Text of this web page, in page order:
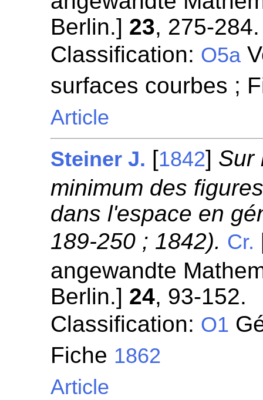
Berlin.] 23, 275-284.
Classification: O5a
surfaces courbes ;
Article
Steiner J. [1842] Sur
minimum des
dans l'espace en
189-250 ; 1842). Cr.
angewandte
Berlin.] 24, 93-152.
Classification: O1
Fiche 1862
Article